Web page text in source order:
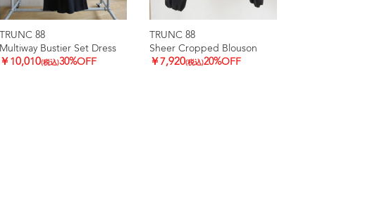
TRUNC 88
Multiway Bustier Set Dress
￥10,010(税込)30%OFF
TRUNC 88
Sheer Cropped Blouson
￥7,920(税込)20%OFF